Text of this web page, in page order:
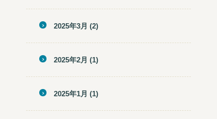
2025年3月 (2)
2025年2月 (1)
2025年1月 (1)